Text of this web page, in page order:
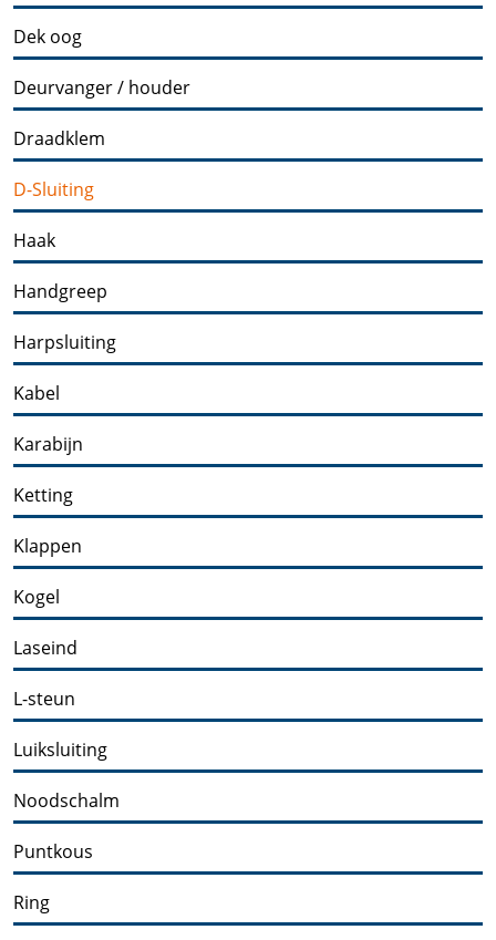
Dek oog
Deurvanger / houder
Draadklem
D-Sluiting
Haak
Handgreep
Harpsluiting
Kabel
Karabijn
Ketting
Klappen
Kogel
Laseind
L-steun
Luiksluiting
Noodschalm
Puntkous
Ring